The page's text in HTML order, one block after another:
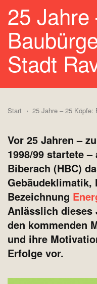
25 Jahre
Stadt
Start 25 Jahre – 25 Köpfe:
Vor 25 Jahren –
1998/99 startete
Biberach (HBC)
Gebäudeklimatik,
Bezeichnung
Anlässlich
den kommenden
und ihre
Erfolge vor.